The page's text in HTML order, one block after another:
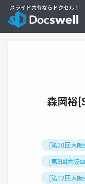
森岡裕
[第10回大阪
[第9回大阪
[第12回大阪